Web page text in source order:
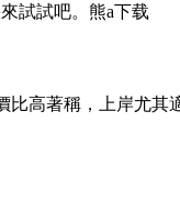
試試吧。熊a下载
比高著稱，上岸尤其